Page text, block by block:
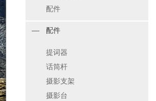
配件
配件
提词器
话筒杆
摄影支架
摄影台